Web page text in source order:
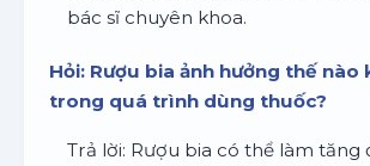
bác sĩ chuyên khoa.
Hỏi: Rượu bia ảnh hưởng thế nào
trong quá trình dùng thuốc?
Trả lời: Rượu bia có thể làm tăng